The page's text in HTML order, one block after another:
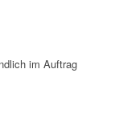
im Auftrag